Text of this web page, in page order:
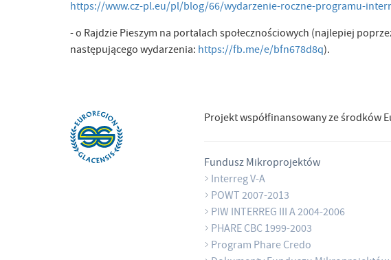
https://www.cz-pl.eu/pl/blog/66/wydarzenie-roczne-programu-
- o Rajdzie Pieszym na portalach społecznościowych (najlepiej
następującego wydarzenia: https://fb.me/e/bfn678d8q).
Projekt współfinansowany ze środków
Fundusz Mikroprojektów
Interreg V-A
POWT 2007-2013
PIW INTERREG III A 2004-2006
PHARE CBC 1999-2003
Program Phare Credo